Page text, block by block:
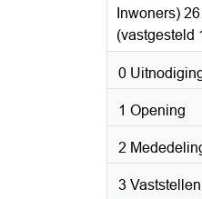
Inwoners)
(vastgesteld
0
1 Opening
2
3